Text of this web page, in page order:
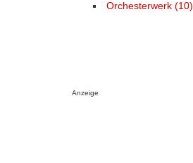
Orchesterwerk (10)
Anzeige